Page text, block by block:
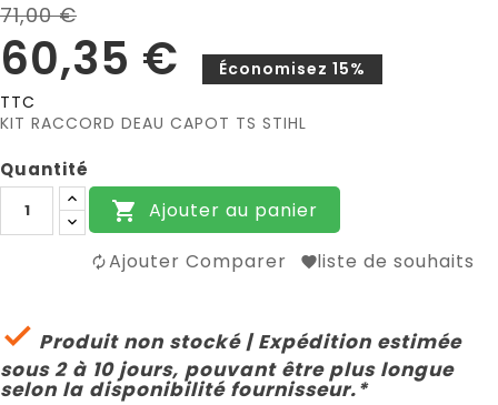
71,00 €
60,35 €
Économisez 15%
TTC
KIT RACCORD DEAU CAPOT TS STIHL
Quantité
 Ajouter au panier
Ajouter Comparer liste de souhaits
 Produit non stocké | Expédition estimée
sous 2 à 10 jours, pouvant être plus longue
selon la disponibilité fournisseur.*